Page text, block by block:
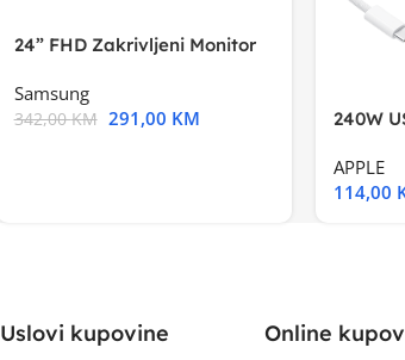
24” FHD Zakrivljeni Monitor
Samsung
342,00KM 291,00 KM
240W
APPLE
114,00
Uslovi kupovine Online